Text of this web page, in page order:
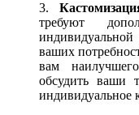
3.
требуют
индивидуальной
ваших
вам
обсудить ваши
индивидуальное